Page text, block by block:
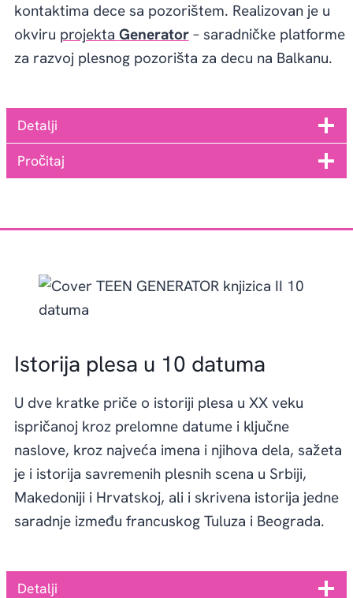
kontaktima dece sa pozorištem. Realizovan je u
okviru projekta Generator– saradničke platforme
za razvoj plesnog pozorišta za decu na Balkanu.
Detalji
Pročitaj
Istorija plesa u 10 datuma
U dve kratke priče o istoriji plesa u XX veku
ispričanoj kroz prelomne datume i ključne
naslove, kroz najveća imena i njihova dela, sažeta
je i istorija savremenih plesnih scena u Srbiji,
Makedoniji i Hrvatskoj, ali i skrivena istorija jedne
saradnje između francuskog Tuluza i Beograda.
Detalji